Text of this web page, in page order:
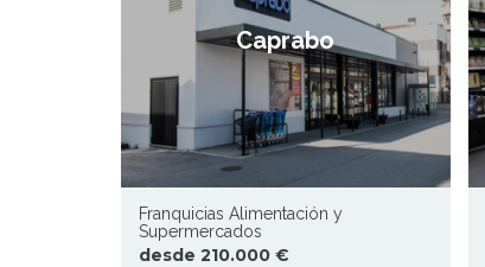
Caprabo
Franquicias Alimentación y
Supermercados
desde 210.000 €